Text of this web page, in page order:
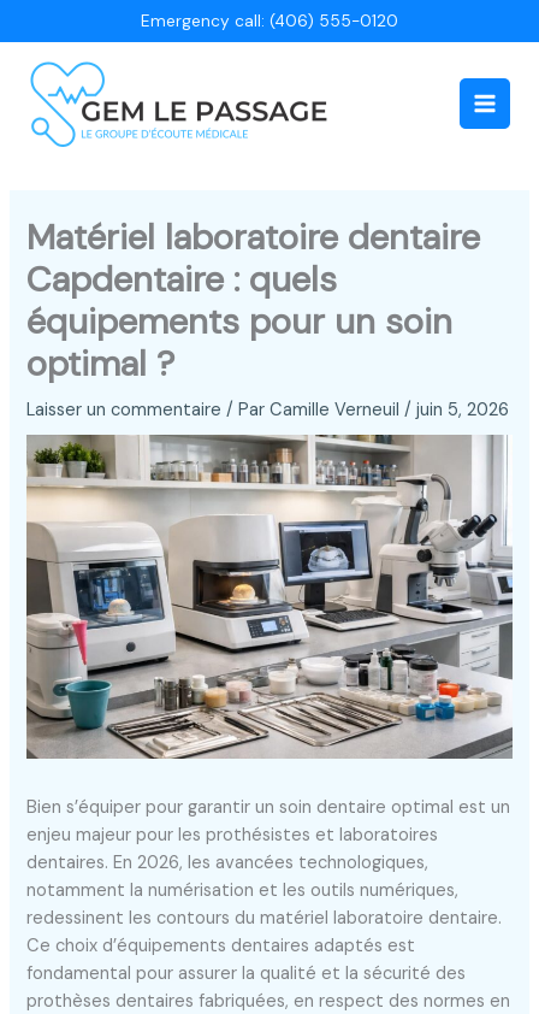
au
contenu
Emergency call: (406) 555-0120
Main
Matériel laboratoire dentaire
Capdentaire : quels
équipements pour un soin
optimal ?
Laisser un commentaire / ParCamille Verneuil/juin 5, 2026
Bien s’équiper pour garantir un soin dentaire optimal est un
enjeu majeur pour les prothésistes et laboratoires
dentaires. En 2026, les avancées technologiques,
notamment la numérisation et les outils numériques,
redessinent les contours du matériel laboratoire dentaire.
Ce choix d’équipements dentaires adaptés est
fondamental pour assurer la qualité et la sécurité des
prothèses dentaires fabriquées, en respect des normes en